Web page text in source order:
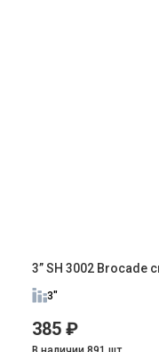
3” SH 3002 Brocade
3"
385 ₽